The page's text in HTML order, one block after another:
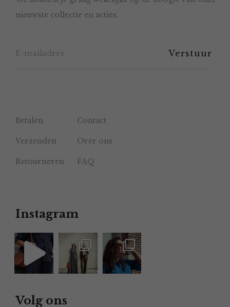
nieuwste collectie en acties.
Betalen Contact
Verzenden Over ons
Retourneren FAQ
Instagram
Volg ons